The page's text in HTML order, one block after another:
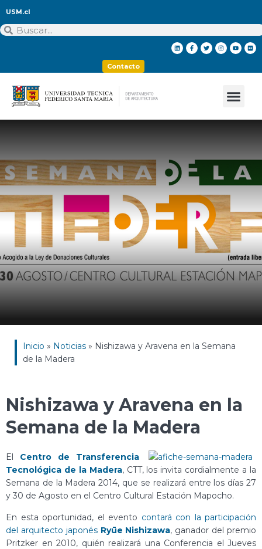
USM.cl
Contacto
Inicio » Noticias » Nishizawa y Aravena en la Semana
de la Madera
Nishizawa y Aravena en la
Semana de la Madera
El Centro de Transferencia
Tecnológica de la Madera, CTT, los invita cordialmente a la
Semana de la Madera 2014, que se realizará entre los días 27
y 30 de Agosto en el Centro Cultural Estación Mapocho.
En esta oportunidad, el evento contará con la participación
del arquitecto japonés Ryūe Nishizawa, ganador del premio
Pritzker en 2010, quién realizará una Conferencia el Jueves